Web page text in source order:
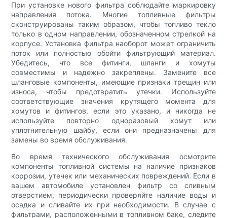
При установке нового фильтра соблюдайте маркировку
направления потока. Многие топливные фильтры
сконструированы таким образом, чтобы топливо текло
только в одном направлении, обозначенном стрелкой на
корпусе. Установка фильтра наоборот может ограничить
поток или полностью обойти фильтрующий материал.
Убедитесь, что все фитинги, шланги и хомуты
совместимы и надежно закреплены. Замените все
шланговые компоненты, имеющие признаки трещин или
износа, чтобы предотвратить утечки. Используйте
соответствующие значения крутящего момента для
хомутов и фитингов, если это указано, и никогда не
используйте повторно одноразовый хомут или
уплотнительную шайбу, если они предназначены для
замены во время обслуживания.
Во время технического обслуживания осмотрите
компоненты топливной системы на наличие признаков
коррозии, утечек или механических повреждений. Если в
вашем автомобиле установлен фильтр со сливным
отверстием, периодически проверяйте наличие воды и
осадка и сливайте их при необходимости. В случае с
фильтрами, расположенными в топливном баке, следите